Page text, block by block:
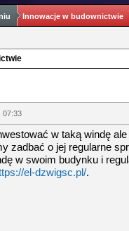
Innowacje w budownictwie
07:33
w taką windę
zadbać o jej regularne
w swoim budynku i
el-dzwigsc.pl/.